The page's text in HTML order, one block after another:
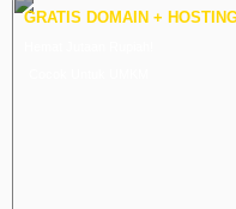
GRATIS DOMAIN +